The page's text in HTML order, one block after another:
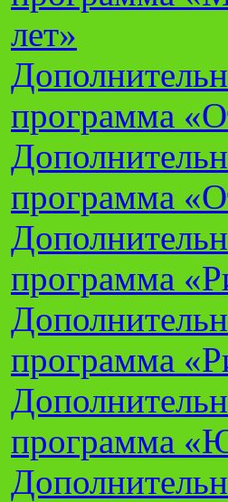
лет»
программа
программа
программа
программа
программа